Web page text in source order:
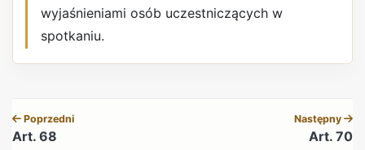
wyjaśnieniami osób uczestniczących w
spotkaniu.
Poprzedni
Art. 68
Następny
Art. 70